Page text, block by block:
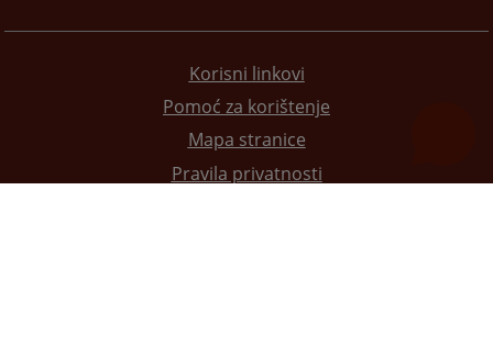
Korisni linkovi
Pomoć za korištenje
Mapa stranice
Pravila privatnosti